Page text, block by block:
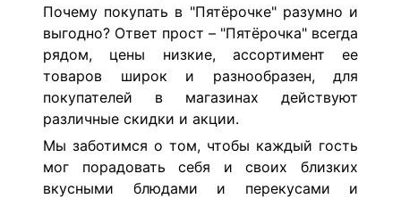
Почему покупать в "Пятёрочке" разумно и
выгодно? Ответ прост – "Пятёрочка" всегда
рядом, цены низкие, ассортимент ее
товаров широк и разнообразен, для
покупателей в магазинах действуют
различные скидки и акции.
Мы заботимся о том, чтобы каждый гость
мог порадовать себя и своих близких
вкусными блюдами и перекусами и